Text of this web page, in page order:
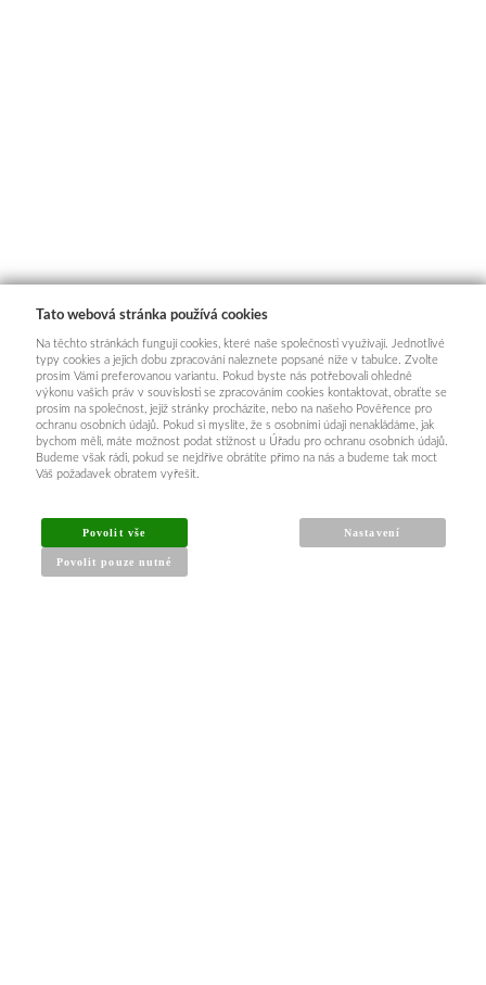
Tato webová stránka používá cookies
Na těchto stránkách fungují cookies, které naše společnosti využívají. Jednotlivé
typy cookies a jejich dobu zpracování naleznete popsané níže v tabulce. Zvolte
prosím Vámi preferovanou variantu. Pokud byste nás potřebovali ohledně
výkonu vašich práv v souvislosti se zpracováním cookies kontaktovat, obraťte se
prosím na společnost, jejíž stránky procházíte, nebo na našeho Pověřence pro
ochranu osobních údajů. Pokud si myslíte, že s osobními údaji nenakládáme, jak
bychom měli, máte možnost podat stížnost u Úřadu pro ochranu osobních údajů.
Budeme však rádi, pokud se nejdříve obrátíte přímo na nás a budeme tak moct
Váš požadavek obratem vyřešit.
Povolit vše
Povolit pouze nutné
Nastavení